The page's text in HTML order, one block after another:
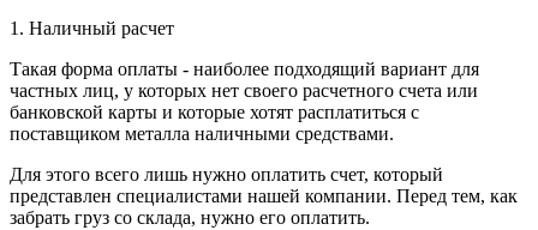
1. Наличный расчет
Такая форма оплаты - наиболее подходящий вариант для
частных лиц, у которых нет своего расчетного счета или
банковской карты и которые хотят расплатиться с
поставщиком металла наличными средствами.
Для этого всего лишь нужно оплатить счет, который
представлен специалистами нашей компании. Перед тем, как
забрать груз со склада, нужно его оплатить.